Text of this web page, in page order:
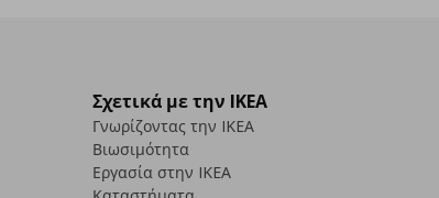
Σχετικά με την IKEA
Γνωρίζοντας την IKEA
Βιωσιμότητα
Εργασία στην IKEA